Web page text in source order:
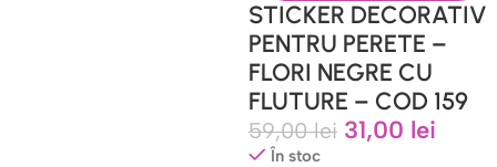
STICKER DECORATIV
PENTRU PERETE –
FLORI NEGRE CU
FLUTURE – COD 159
59,00lei 31,00 lei
În stoc